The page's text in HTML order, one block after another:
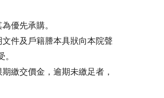
優先承購。
件及戶籍謄本具狀向本院聲
繳交價金，逾期未繳足者，